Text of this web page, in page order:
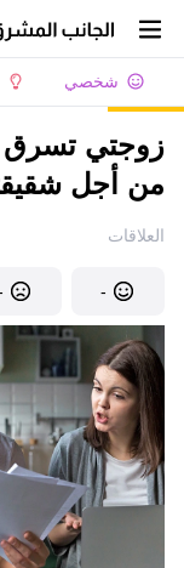
شخصي
زوجتي تسرق
من أجل
العلاقات
-